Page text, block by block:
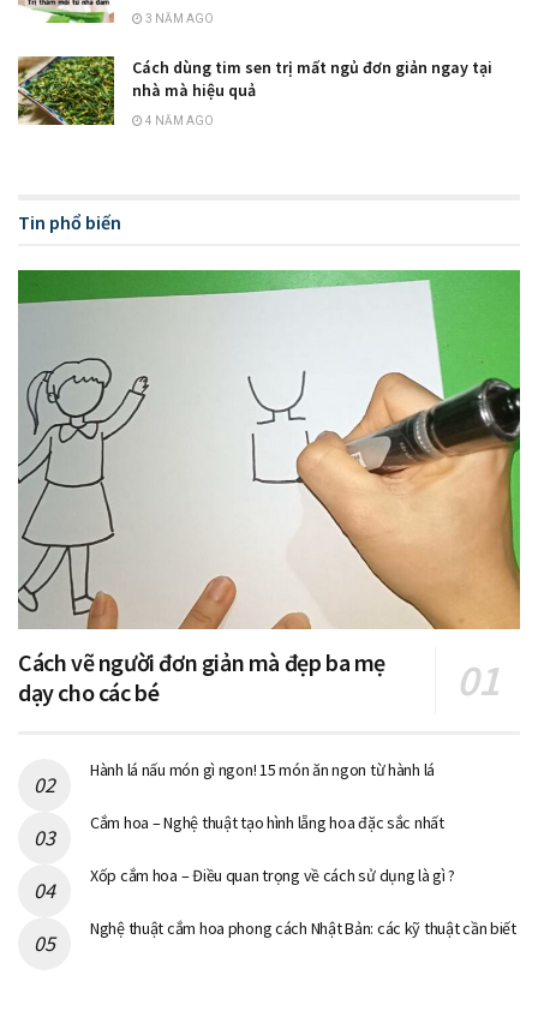
3 NĂM AGO
Cách dùng tim sen trị mất ngủ đơn giản ngay tại
nhà mà hiệu quả
4 NĂM AGO
Tin phổ biến
Cách vẽ người đơn giản mà đẹp ba mẹ
dạy cho các bé
Hành lá nấu món gì ngon! 15 món ăn ngon từ hành lá
Cắm hoa – Nghệ thuật tạo hình lẵng hoa đặc sắc nhất
Xốp cắm hoa – Điều quan trọng về cách sử dụng là gì ?
Nghệ thuật cắm hoa phong cách Nhật Bản: các kỹ thuật cần biết